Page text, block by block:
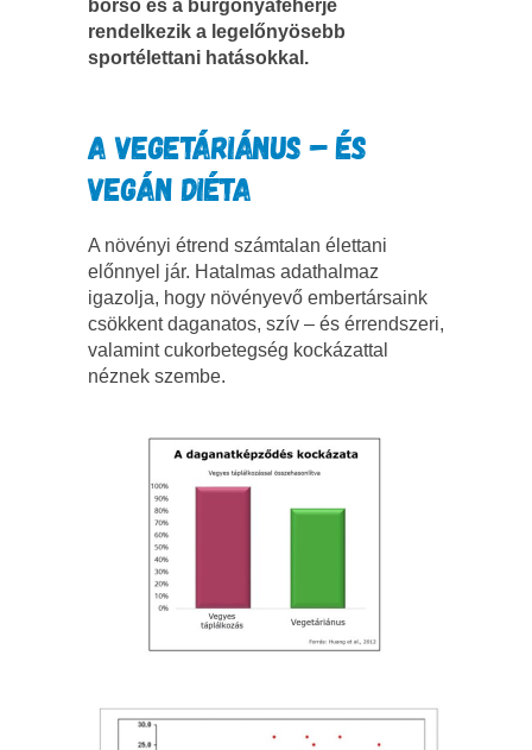
borsó és a burgonyafehérje
rendelkezik a legelőnyösebb
sportélettani hatásokkal.
A VEGETÁRIÁNUS – ÉS
VEGÁN DIÉTA
A növényi étrend számtalan élettani
előnnyel jár. Hatalmas adathalmaz
igazolja, hogy növényevő embertársaink
csökkent daganatos, szív – és érrendszeri,
valamint cukorbetegség kockázattal
néznek szembe.